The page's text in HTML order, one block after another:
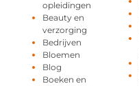
opleidingen
Beauty en
verzorging
Bedrijven
Bloemen
Blog
Boeken en